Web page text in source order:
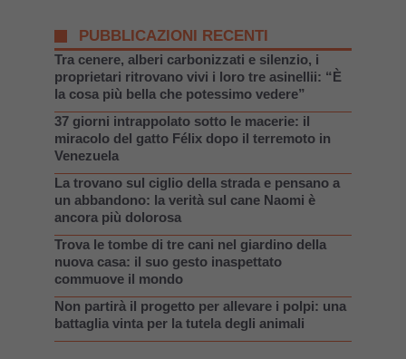
PUBBLICAZIONI RECENTI
Tra cenere, alberi carbonizzati e silenzio, i
proprietari ritrovano vivi i loro tre asinellii: “È
la cosa più bella che potessimo vedere”
37 giorni intrappolato sotto le macerie: il
miracolo del gatto Félix dopo il terremoto in
Venezuela
La trovano sul ciglio della strada e pensano a
un abbandono: la verità sul cane Naomi è
ancora più dolorosa
Trova le tombe di tre cani nel giardino della
nuova casa: il suo gesto inaspettato
commuove il mondo
Non partirà il progetto per allevare i polpi: una
battaglia vinta per la tutela degli animali